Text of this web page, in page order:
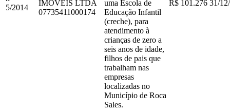
5/2014
IMOVEIS LTDA
07735411000174
uma Escola de
Educação Infantil
(creche), para
atendimento à
crianças de zero a
seis anos de idade,
filhos de pais que
trabalham nas
empresas
localizadas no
Município de Roca
Sales.
R$ 101.276 31/